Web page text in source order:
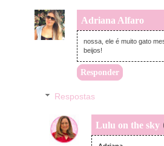
Adriana Alfaro
nossa, ele é muito gato
beijos!
Responder
Respostas
Lulu on the sky
segunda-